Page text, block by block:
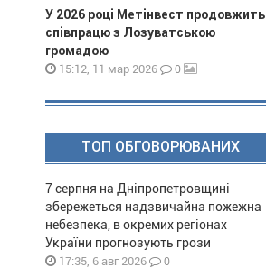
У 2026 році Метінвест продовжить
співпрацю з Лозуватською
громадою
15:12, 11 мар 2026 0
ТОП ОБГОВОРЮВАНИХ
7 серпня на Дніпропетровщині
збережеться надзвичайна пожежна
небезпека, в окремих регіонах
України прогнозують грози
17:35, 6 авг 2026 0